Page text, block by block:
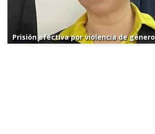
Prisión efectiva por violencia de género